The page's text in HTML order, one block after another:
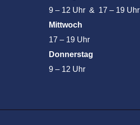
9 – 12 Uhr & 17 – 19 Uhr
Mittwoch
17 – 19 Uhr
Donnerstag
9 – 12 Uhr